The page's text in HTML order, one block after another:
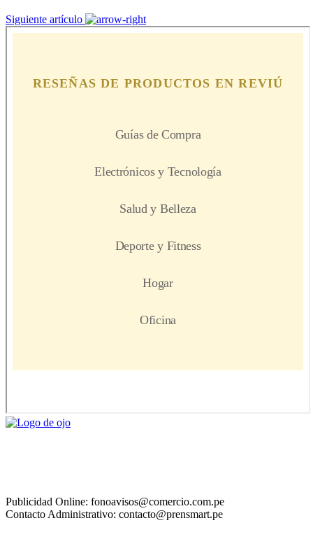
Siguiente artículo
Publicidad Online: fonoavisos@comercio.com.pe
Contacto Administrativo: contacto@prensmart.pe